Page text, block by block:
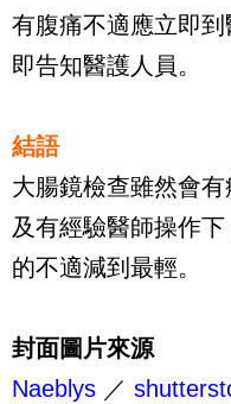
有腹痛不適應立即
即告知醫護人員。
結語
大腸鏡檢查雖然會
及有經驗醫師操作
的不適減到最輕。
封面圖片來源
Naeblys ／